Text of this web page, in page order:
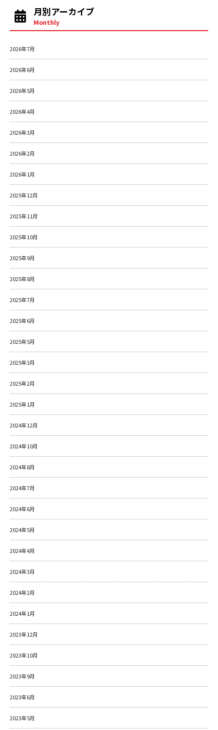
o
o
k
月別アーカイブ
Monthly
2026年7月
2026年6月
2026年5月
2026年4月
2026年3月
2026年2月
2026年1月
2025年12月
2025年11月
2025年10月
2025年9月
2025年8月
2025年7月
2025年6月
2025年5月
2025年3月
2025年2月
2025年1月
2024年12月
2024年10月
2024年8月
2024年7月
2024年6月
2024年5月
2024年4月
2024年3月
2024年2月
2024年1月
2023年12月
2023年10月
2023年9月
2023年6月
2023年5月